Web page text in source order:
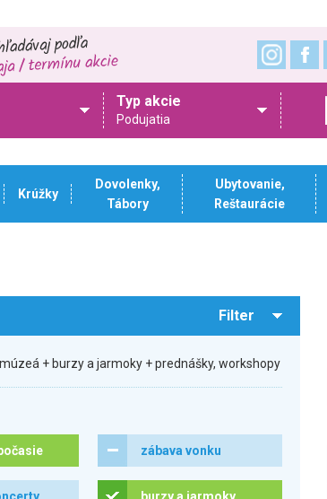
Typ akcie
Podujatia
Krúžky
Dovolenky,
Tábory
Ubytovanie,
Reštaurácie
Filter
+ burzy a jarmoky + prednášky, workshopy
zábava vonku